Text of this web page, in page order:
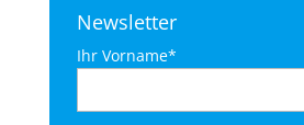
Newsletter
Ihr Vorname*